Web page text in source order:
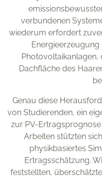
verbundenen
wiederum erfordert
Dachfläche des
Genau diese
von Studierenden, ein
zur PV-
Arbeiten stützten
physikbasiertes
Ertragsschätzung.
feststellten,